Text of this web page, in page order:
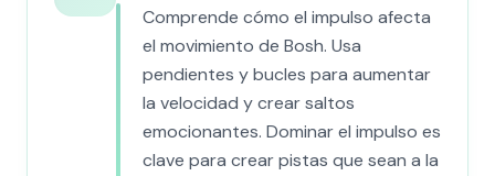
Comprende cómo el impulso afecta
el movimiento de Bosh. Usa
pendientes y bucles para aumentar
la velocidad y crear saltos
emocionantes. Dominar el impulso es
clave para crear pistas que sean a la